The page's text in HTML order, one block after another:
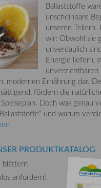
Ballaststoffe
unscheinbare
unseren Tellern.
wir: Obwohl sie
unverdaulich
Energie liefern,
unverzichtbaren
modernen Ernährung dar.
fördern die
Doch was genau
und warum
PRODUKTKATALOG
blättern
anfordern!